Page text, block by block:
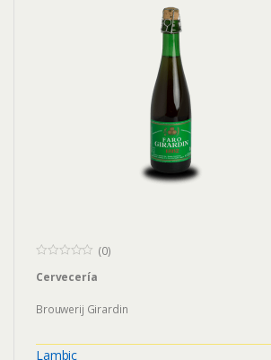
o
o
(0)
Cervecería
Brouwerij Girardin
Lambic